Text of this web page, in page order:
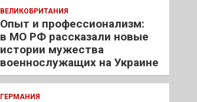
ВЕЛИКОБРИТАНИЯ
Опыт и профессионализм:
в МО РФ рассказали новые
истории мужества
военнослужащих на Украине
ГЕРМАНИЯ